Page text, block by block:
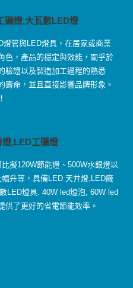
礦燈,大瓦數LED燈
燈管與LED燈具，在居家或商業
色，產品的穩定與效能，關乎於
驗證以及製造加工過程的熟悉
壽命，並且直接影響品牌形象。
,LED工礦燈
擬120W節能燈、500W水銀燈以
升等，具備LED 天井燈,LED廠
LED燈具: 40W led燈泡, 60W led
供了更好的省電節能效率。